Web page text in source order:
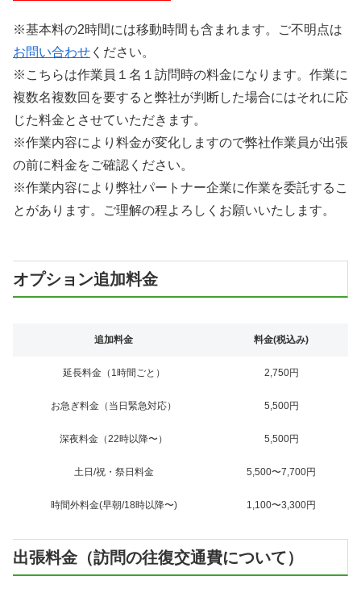
※基本料の2時間には移動時間も含まれます。ご不明点は
お問い合わせ ください。
※こちらは作業員１名１訪問時の料金になります。作業に
複数名複数回を要すると弊社が判断した場合にはそれに応
じた料金とさせていただきます。
※作業内容により料金が変化しますので弊社作業員が出張
の前に料金をご確認ください。
※作業内容により弊社パートナー企業に作業を委託するこ
とがあります。ご理解の程よろしくお願いいたします。
オプション追加料金
追加料金 料金(税込み)
延長料金（1時間ごと） 2,750円
お急ぎ料金（当日緊急対応） 5,500円
深夜料金（22時以降〜） 5,500円
土日/祝・祭日料金 5,500〜7,700円
時間外料金(早朝/18時以降〜) 1,100〜3,300円
出張料金（訪問の往復交通費について）